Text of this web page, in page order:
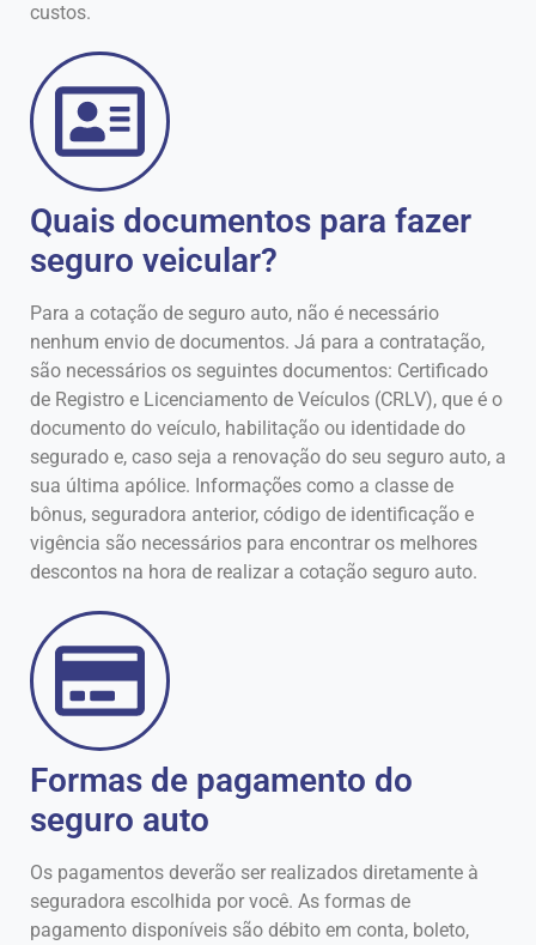
custos.
Quais documentos para fazer
seguro veicular?
Para a cotação de seguro auto, não é necessário
nenhum envio de documentos. Já para a contratação,
são necessários os seguintes documentos: Certificado
de Registro e Licenciamento de Veículos (CRLV), que é o
documento do veículo, habilitação ou identidade do
segurado e, caso seja a renovação do seu seguro auto, a
sua última apólice. Informações como a classe de
bônus, seguradora anterior, código de identificação e
vigência são necessários para encontrar os melhores
descontos na hora de realizar a cotação seguro auto.
Formas de pagamento do
seguro auto
Os pagamentos deverão ser realizados diretamente à
seguradora escolhida por você. As formas de
pagamento disponíveis são débito em conta, boleto,